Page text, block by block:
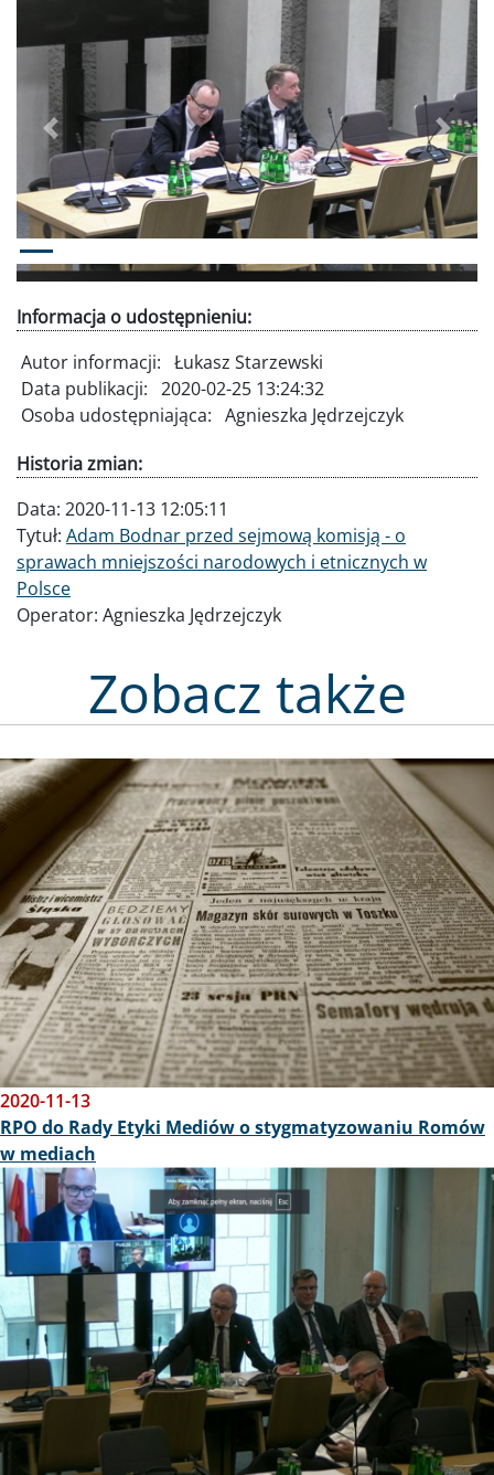
Poprzednie Dalej
Informacja o udostępnieniu:
Autor informacji: Łukasz Starzewski
Data publikacji: 2020-02-25 13:24:32
Osoba udostępniająca: Agnieszka Jędrzejczyk
Historia zmian:
Data: 2020-11-13 12:05:11
Tytuł: Adam Bodnar przed sejmową komisją - o
sprawach mniejszości narodowych i etnicznych w
Polsce
Operator: Agnieszka Jędrzejczyk
Zobacz także
Obraz
2020-11-13
RPO do Rady Etyki Mediów o stygmatyzowaniu Romów
w mediach
Obraz